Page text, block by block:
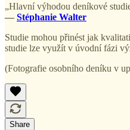
„Hlavní výhodou deníkové
— Stéphanie Walter
Studie mohou přinést jak
studie lze využít v úvodní fázi
(Fotografie osobního deníku v
Share